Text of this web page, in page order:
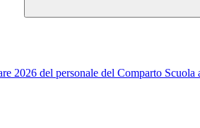
del personale del Comparto Scuola